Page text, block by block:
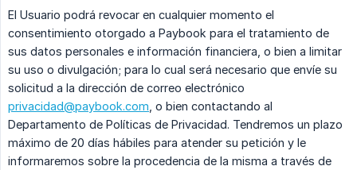
El Usuario podrá revocar en cualquier momento el
consentimiento otorgado a Paybook para el tratamiento de
sus datos personales e información financiera, o bien a limitar
su uso o divulgación; para lo cual será necesario que envíe su
solicitud a la dirección de correo electrónico
privacidad@paybook.com , o bien contactando al
Departamento de Políticas de Privacidad. Tendremos un plazo
máximo de 20 días hábiles para atender su petición y le
informaremos sobre la procedencia de la misma a través de